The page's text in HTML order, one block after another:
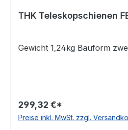
Gewicht 1,24kg Bauform
299,32 €*
Preise inkl. MwSt. zzgl.